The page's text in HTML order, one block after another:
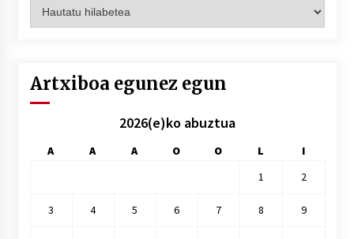
hilez
Artxiboa egunez egun
2026(e)ko abuztua
A A A O O L
I
1
2
3 4 5 6 7 8 9